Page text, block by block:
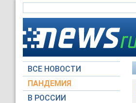
ВСЕ НОВОСТИ
ПАНДЕМИЯ
В РОССИИ